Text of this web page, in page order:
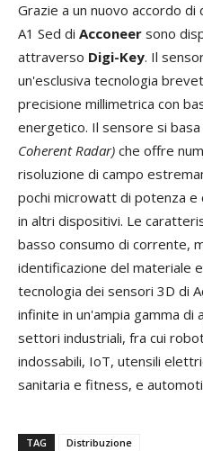
Grazie a un nuovo accordo
A1 Sed di Acconeer sono
attraverso Digi-Key. Il
un'esclusiva tecnologia
precisione millimetrica con
energetico. Il sensore si
Coherent Radar) che offre
risoluzione di campo
pochi microwatt di potenza e
in altri dispositivi. Le
basso consumo di corrente,
identificazione del materiale
tecnologia dei sensori 3D di
infinite in un'ampia gamma di
settori industriali, fra cui
indossabili, IoT, utensili
sanitaria e fitness, e
TAG Distribuzione